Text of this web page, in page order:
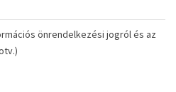
önrendelkezési jogról és az